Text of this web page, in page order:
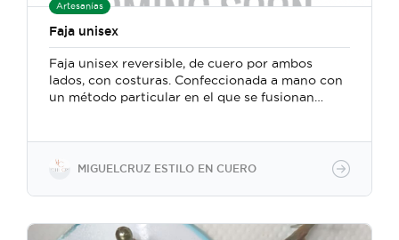
Artesanías
Faja unisex
Faja unisex reversible, de cuero por ambos
lados, con costuras. Confeccionada a mano con
un método particular en el que se fusionan
MIGUELCRUZ ESTILO EN CUERO